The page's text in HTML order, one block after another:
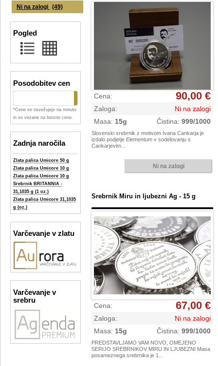
Ni na zalogi (49)
Pogled
Posodobitev cen
*Cene se osvežujejo na minuto
in so vezane na borzno ceno.
Zadnja naročila
Zlata palica Umicore 50 g
Zlata palica Umicore 10 g
Zlata palica Umicore 10 g
Srebrnik BRITANNIA -
31,1035 g (1 oz.)
Zlata palica Umicore 31,1035
g (oz.)
Varčevanje v zlatu
Varčevanje v
srebru
Cena: 90,00 €
Zaloga:
Ni na zalogi
Masa: 15g Čistina: 999/1000
Slovenski srebrnik z motivom Ivana Cankarja je
izdalo podjetje Elementum v sodelovanju s
Cankarjevim...
Srebrnik Miru in ljubezni Ag - 15 g
Cena: 67,00 €
Zaloga:
Ni na zalogi
Masa: 15g Čistina: 999/1000
PREDSTAVLJAMO VAM NOVO, OMEJENO
SERIJO SREBRNIKOV MIRU IN LJUBEZNI Masa
posameznega srebrnika je 1...